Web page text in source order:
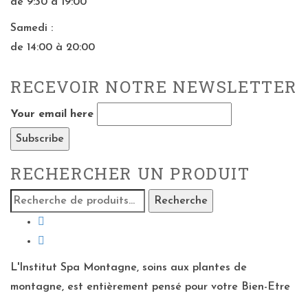
Samedi :
de 14:00 à 20:00
RECEVOIR NOTRE NEWSLETTER
Your email here
RECHERCHER UN PRODUIT
Recherche
pour :
Recherche
L'Institut Spa Montagne, soins aux plantes de
montagne, est entièrement pensé pour votre Bien-Etre